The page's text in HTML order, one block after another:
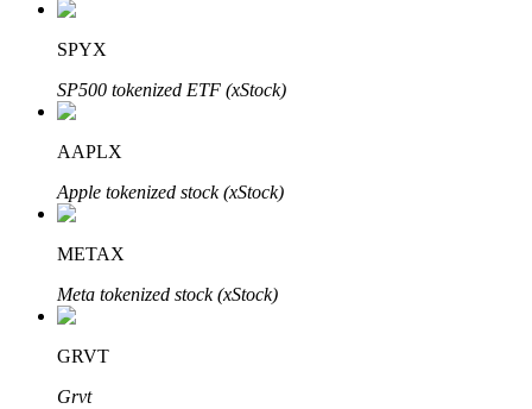
SPYX
SP500 tokenized ETF (xStock)
AAPLX
Apple tokenized stock (xStock)
METAX
Meta tokenized stock (xStock)
GRVT
Grvt